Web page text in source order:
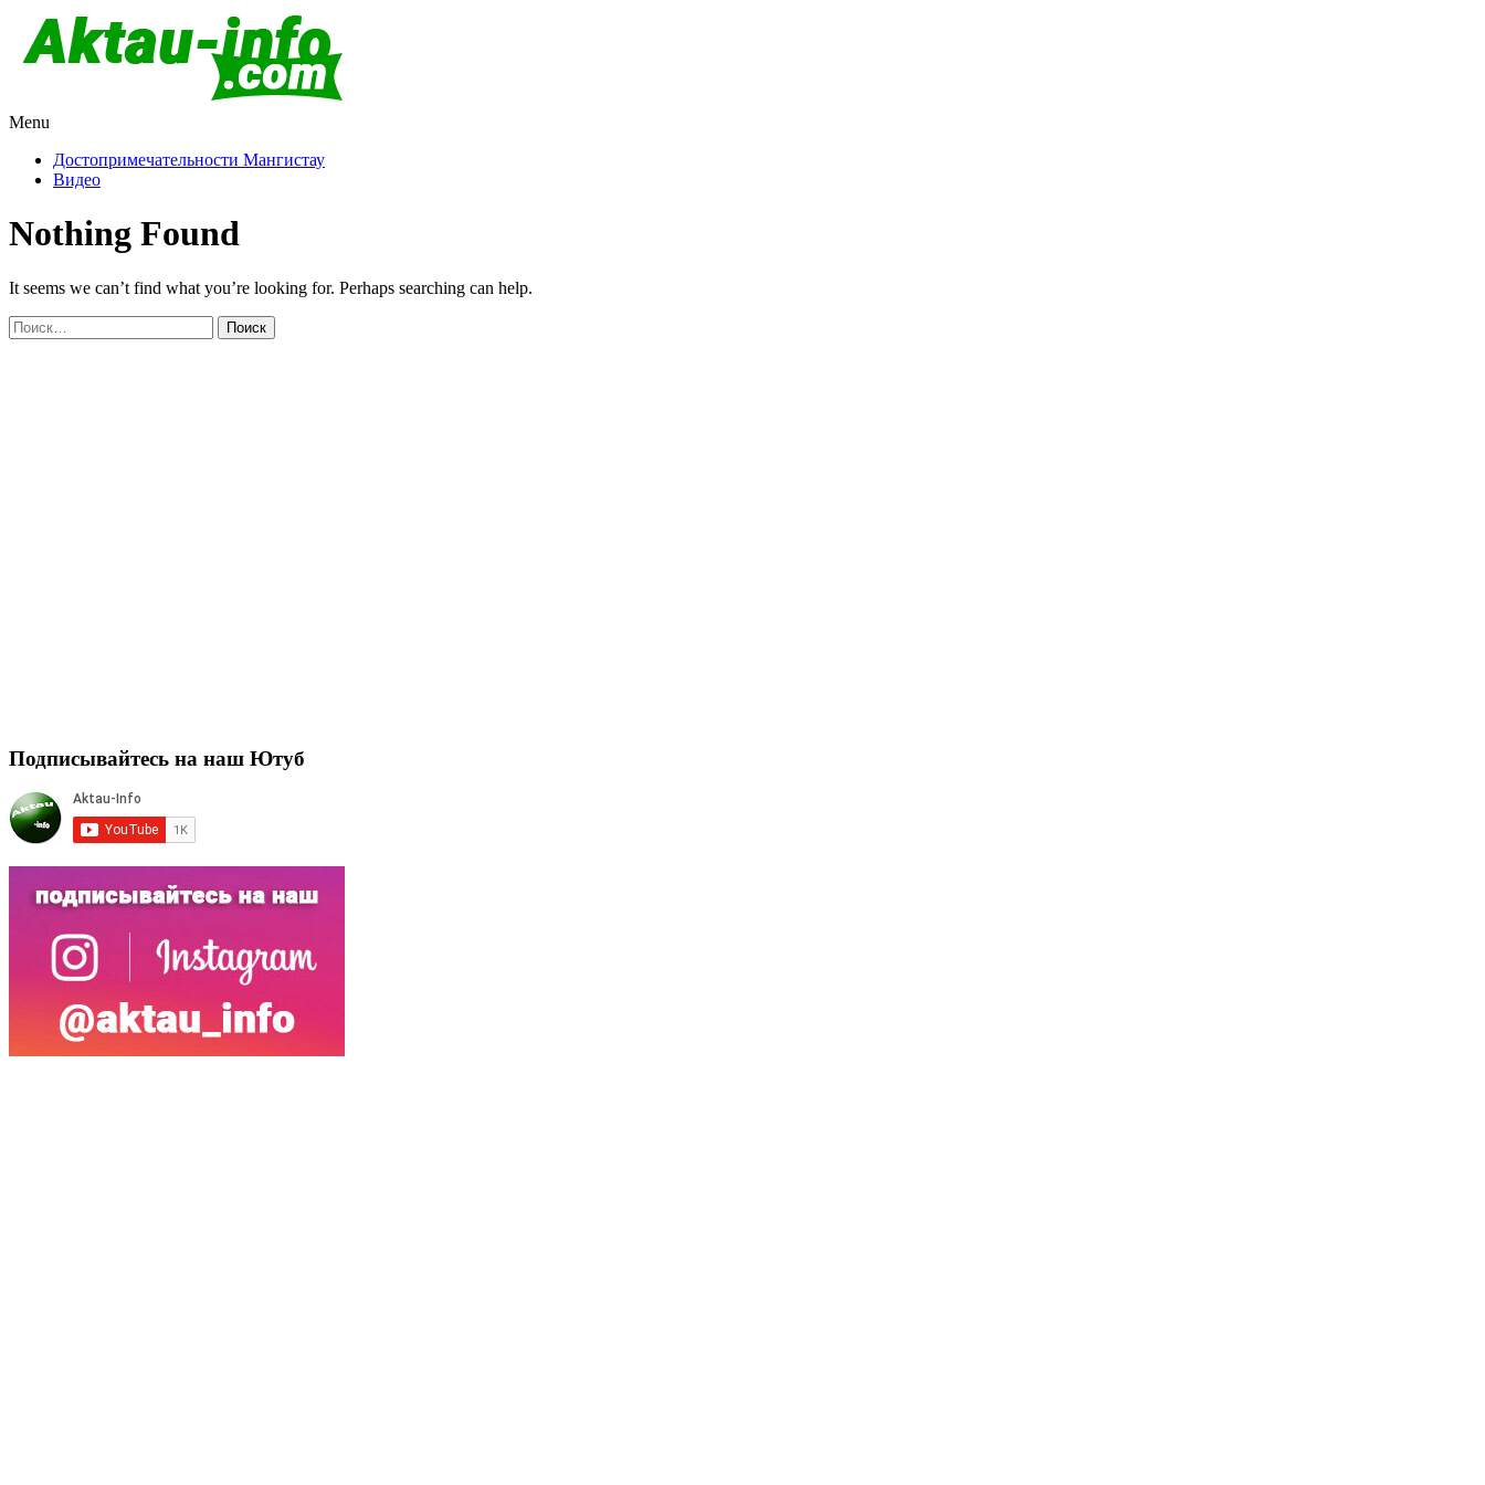
Menu
Достопримечательности Мангистау
Видео
Nothing Found
It seems we can’t find what you’re looking for. Perhaps searching can help.
Найти:
Подписывайтесь на наш Ютуб